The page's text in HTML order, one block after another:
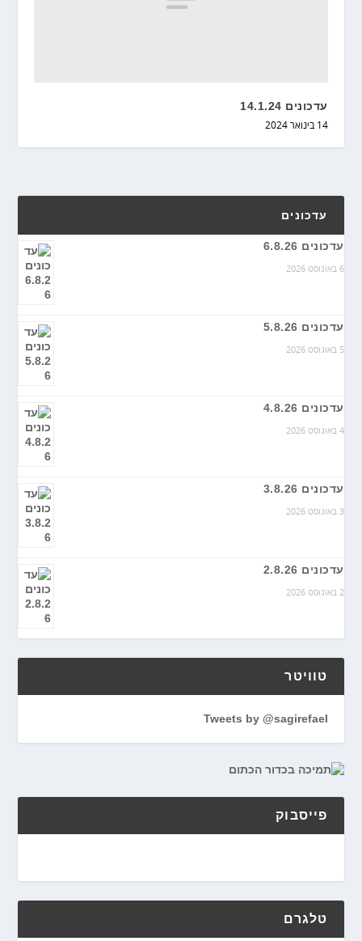
עדכונים 14.1.24
14 בינואר 2024
עדכונים
עדכונים 6.8.26
6 באוגוסט 2026
עדכונים 5.8.26
5 באוגוסט 2026
עדכונים 4.8.26
4 באוגוסט 2026
עדכונים 3.8.26
3 באוגוסט 2026
עדכונים 2.8.26
2 באוגוסט 2026
טוויטר
Tweets by @sagirefael
פייסבוק
טלגרם